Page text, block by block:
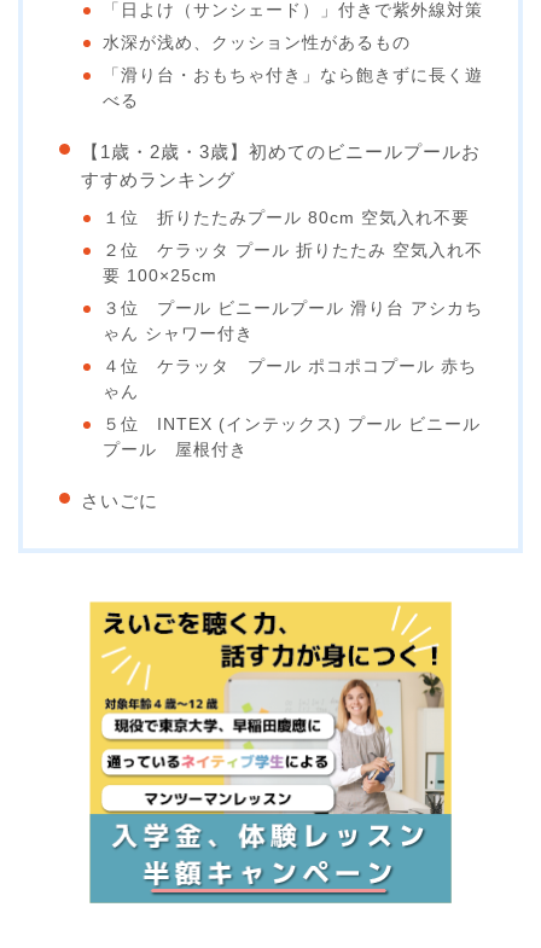
「日よけ（サンシェード）」付きで紫外線対策
水深が浅め、クッション性があるもの
「滑り台・おもちゃ付き」なら飽きずに長く遊
べる
【1歳・2歳・3歳】初めてのビニールプールお
すすめランキング
１位 折りたたみプール 80cm 空気入れ不要
２位 ケラッタ プール 折りたたみ 空気入れ不
要 100×25cm
３位 プール ビニールプール 滑り台 アシカち
ゃん シャワー付き
４位 ケラッタ プール ポコポコプール 赤ち
ゃん
５位 INTEX (インテックス) プール ビニール
プール 屋根付き
さいごに